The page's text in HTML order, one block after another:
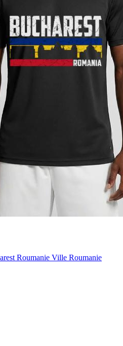
Roumanie Ville Roumanie